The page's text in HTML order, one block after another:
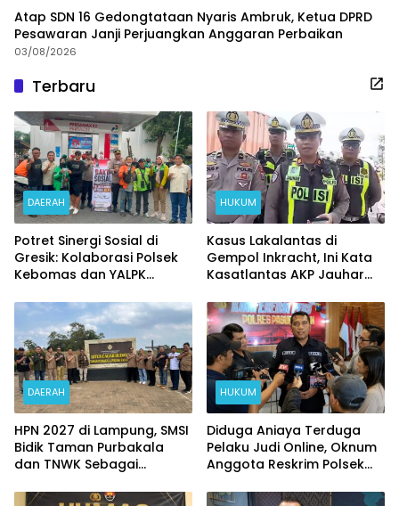
Atap SDN 16 Gedongtataan Nyaris Ambruk, Ketua DPRD
Pesawaran Janji Perjuangkan Anggaran Perbaikan
03/08/2026
Terbaru
DAERAH
Potret Sinergi Sosial di
Gresik: Kolaborasi Polsek
Kebomas dan YALPK
Ojol dan Warga
HUKUM
Kasus Lakalantas di
Gempol Inkracht, Ini Kata
Kasatlantas AKP Jauhar
DAERAH
HPN 2027 di Lampung, SMSI
Bidik Taman Purbakala
dan TNWK Sebagai
HUKUM
Diduga Aniaya Terduga
Pelaku Judi Online, Oknum
Anggota Reskrim Polsek